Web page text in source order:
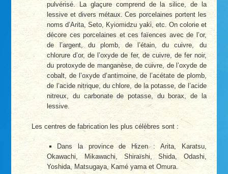
pulvérisé. La glaçure comprend de la silice, de la
lessive et divers métaux. Ces porcelaines portent les
noms d’Arita, Seto, Kyiomidzu yaki, etc. On colorie et
décore ces porcelaines et ces faïences avec de l’or,
de l’argent, du plomb, de l’étain, du cuivre, du
chlorure d’or, de l’oxyde de fer, de cuivre, de fer noir,
du protoxyde de manganèse, de cuivre, de l’oxyde de
cobalt, de l’oxyde d’antimoine, de l’acétate de plomb,
de l’acide nitrique, du chlore, de la potasse, de l’acide
nitreux, du carbonate de potasse, du borax, de la
lessive.
Les centres de fabrication les plus célèbres sont :
Dans la province de Hizen : Arita, Karatsu,
Okawachi, Mikawachi, Shiraïshi, Shida, Odashi,
Yoshida, Matsugaya, Kamé yama et Omura.